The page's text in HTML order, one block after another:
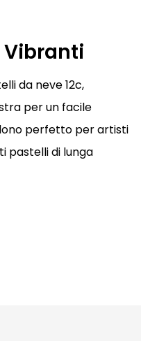
Vibranti
da neve 12c,
per un facile
perfetto per artisti
pastelli di lunga